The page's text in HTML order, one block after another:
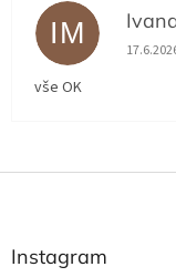
IM
vše OK
Instagram